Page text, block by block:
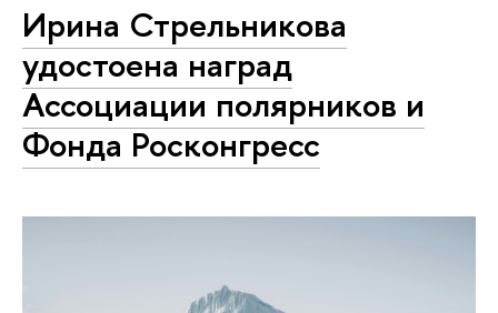
Ирина Стрельникова
удостоена наград
Ассоциации полярников и
Фонда Росконгресс